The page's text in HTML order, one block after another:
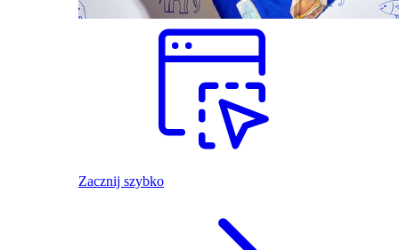
Zacznij szybko